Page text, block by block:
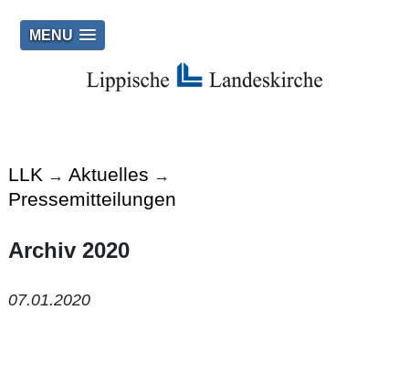
MENU
LLK → Aktuelles →
Pressemitteilungen
Archiv 2020
07.01.2020